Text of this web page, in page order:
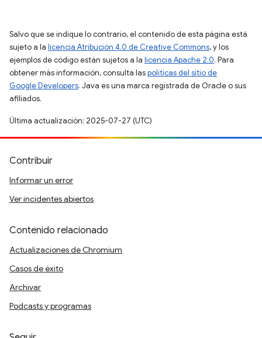
Salvo que se indique lo contrario, el contenido de esta página está
sujeto a la licencia Atribución 4.0 de Creative Commons, y los
ejemplos de código están sujetos a la licencia Apache 2.0. Para
obtener más información, consulta laspolíticas del sitio de
Google Developers. Java es una marca registrada de Oracle o sus
afiliados.
Última actualización: 2025-07-27 (UTC)
Contribuir
Informar un error
Ver incidentes abiertos
Contenido relacionado
Actualizaciones de Chromium
Casos de éxito
Archivar
Podcasts y programas